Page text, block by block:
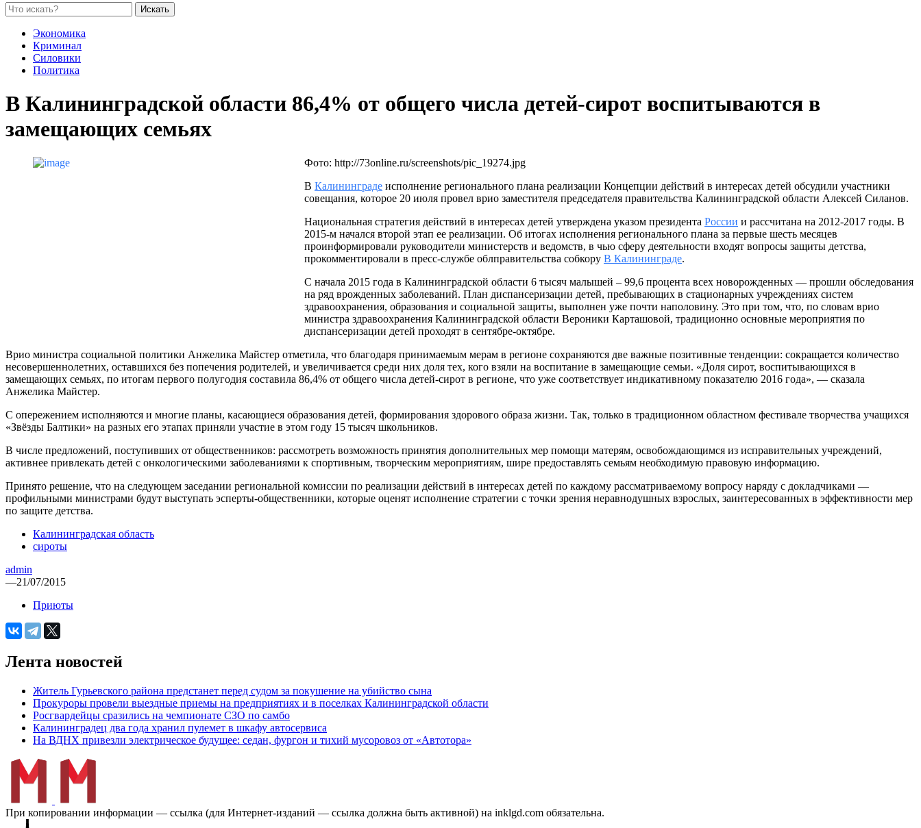
Искать
Экономика
Криминал
Силовики
Политика
В Калининградской области 86,4% от общего числа детей-сирот воспитываются в
замещающих семьях
Фото: http://73online.ru/screenshots/pic_19274.jpg
В Калининграде исполнение регионального плана реализации Концепции действий в интересах детей обсудили участники
совещания, которое 20 июля провел врио заместителя председателя правительства Калининградской области Алексей Силанов.
Национальная стратегия действий в интересах детей утверждена указом президента России и рассчитана на 2012-2017 годы. В
2015-м начался второй этап ее реализации. Об итогах исполнения регионального плана за первые шесть месяцев
проинформировали руководители министерств и ведомств, в чью сферу деятельности входят вопросы защиты детства,
прокомментировали в пресс-службе облправительства собкору В Калининграде.
С начала 2015 года в Калининградской области 6 тысяч малышей – 99,6 процента всех новорожденных — прошли обследования
на ряд врожденных заболеваний. План диспансеризации детей, пребывающих в стационарных учреждениях систем
здравоохранения, образования и социальной защиты, выполнен уже почти наполовину. Это при том, что, по словам врио
министра здравоохранения Калининградской области Вероники Карташовой, традиционно основные мероприятия по
диспансеризации детей проходят в сентябре-октябре.
Врио министра социальной политики Анжелика Майстер отметила, что благодаря принимаемым мерам в регионе сохраняются две важные позитивные тенденции: сокращается количество
несовершеннолетних, оставшихся без попечения родителей, и увеличивается среди них доля тех, кого взяли на воспитание в замещающие семьи. «Доля сирот, воспитывающихся в
замещающих семьях, по итогам первого полугодия составила 86,4% от общего числа детей-сирот в регионе, что уже соответствует индикативному показателю 2016 года», — сказала
Анжелика Майстер.
С опережением исполняются и многие планы, касающиеся образования детей, формирования здорового образа жизни. Так, только в традиционном областном фестивале творчества учащихся
«Звёзды Балтики» на разных его этапах приняли участие в этом году 15 тысяч школьников.
В числе предложений, поступивших от общественников: рассмотреть возможность принятия дополнительных мер помощи матерям, освобождающимся из исправительных учреждений,
активнее привлекать детей с онкологическими заболеваниями к спортивным, творческим мероприятиям, шире предоставлять семьям необходимую правовую информацию.
Принято решение, что на следующем заседании региональной комиссии по реализации действий в интересах детей по каждому рассматриваемому вопросу наряду с докладчиками —
профильными министрами будут выступать эсперты-общественники, которые оценят исполнение стратегии с точки зрения неравнодушных взрослых, заинтересованных в эффективности мер
по защите детства.
Калининградская область
сироты
admin
—21/07/2015
Приюты
Лента новостей
Житель Гурьевского района предстанет перед судом за покушение на убийство сына
Прокуроры провели выездные приемы на предприятиях и в поселках Калининградской области
Росгвардейцы сразились на чемпионате СЗО по самбо
Калининградец два года хранил пулемет в шкафу автосервиса
На ВДНХ привезли электрическое будущее: седан, фургон и тихий мусоровоз от «Автотора»
При копировании информации — ссылка (для Интернет-изданий — ссылка должна быть активной) на inklgd.com обязательна.